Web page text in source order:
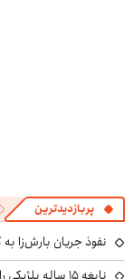
پربازدیدترین
نفوذ جریان بارش‌زا
نابغه ۱۵ ساله بلژیکی راز طول عمر و توقف پیری انسان را کشف می‌کند؟